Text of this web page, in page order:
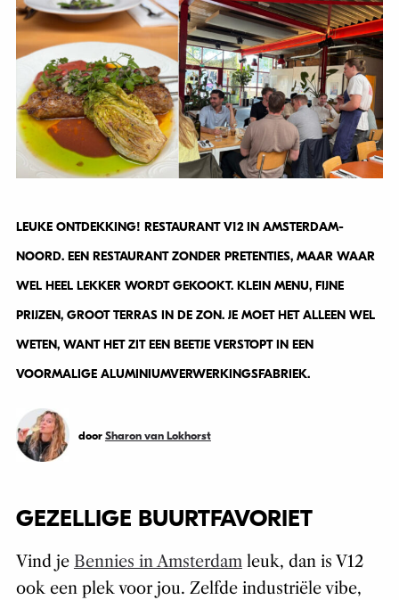
LEUKE ONTDEKKING! RESTAURANT V12 IN AMSTERDAM-
NOORD. EEN RESTAURANT ZONDER PRETENTIES, MAAR WAAR
WEL HEEL LEKKER WORDT GEKOOKT. KLEIN MENU, FIJNE
PRIJZEN, GROOT TERRAS IN DE ZON. JE MOET HET ALLEEN WEL
WETEN, WANT HET ZIT EEN BEETJE VERSTOPT IN EEN
VOORMALIGE ALUMINIUMVERWERKINGSFABRIEK.
door Sharon van Lokhorst
GEZELLIGE BUURTFAVORIET
Vind je Bennies in Amsterdamleuk, dan is V12
ook een plek voor jou. Zelfde industriële vibe,